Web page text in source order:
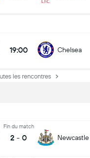
19:00 Chelsea
les rencontres
Fin du match
2 - 0